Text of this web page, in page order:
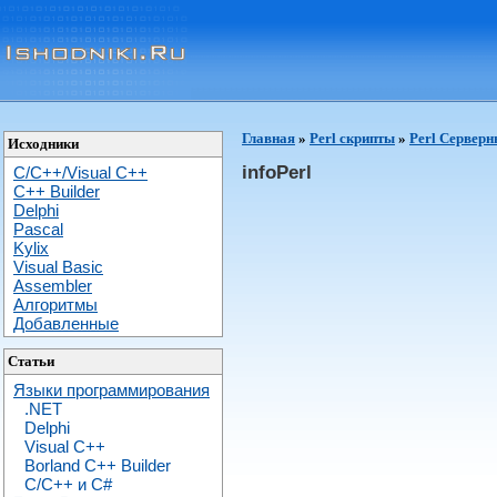
Исходники
C/C++/Visual C++
С++ Builder
Delphi
Pascal
Kylix
Visual Basic
Assembler
Алгоритмы
Добавленные
Статьи
Языки программирования
.NET
Delphi
Visual C++
Borland C++ Builder
C/С++ и C#
Главная » Perl скрипты » Perl
infoPerl